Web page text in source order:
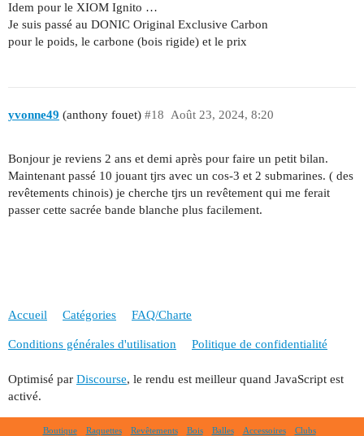
Idem pour le XIOM Ignito …
Je suis passé au DONIC Original Exclusive Carbon
pour le poids, le carbone (bois rigide) et le prix
yvonne49 (anthony fouet) Août 23, 2024, 8:20
#18
Bonjour je reviens 2 ans et demi après pour faire un petit bilan.
Maintenant passé 10 jouant tjrs avec un cos-3 et 2 submarines. ( des
revêtements chinois) je cherche tjrs un revêtement qui me ferait
passer cette sacrée bande blanche plus facilement.
Accueil Catégories FAQ/Charte
Conditions générales d'utilisation Politique de confidentialité
Optimisé par Discourse, le rendu est meilleur quand JavaScript est
activé.
Boutique Raquettes Revêtements Bois Balles Accessoires Clubs